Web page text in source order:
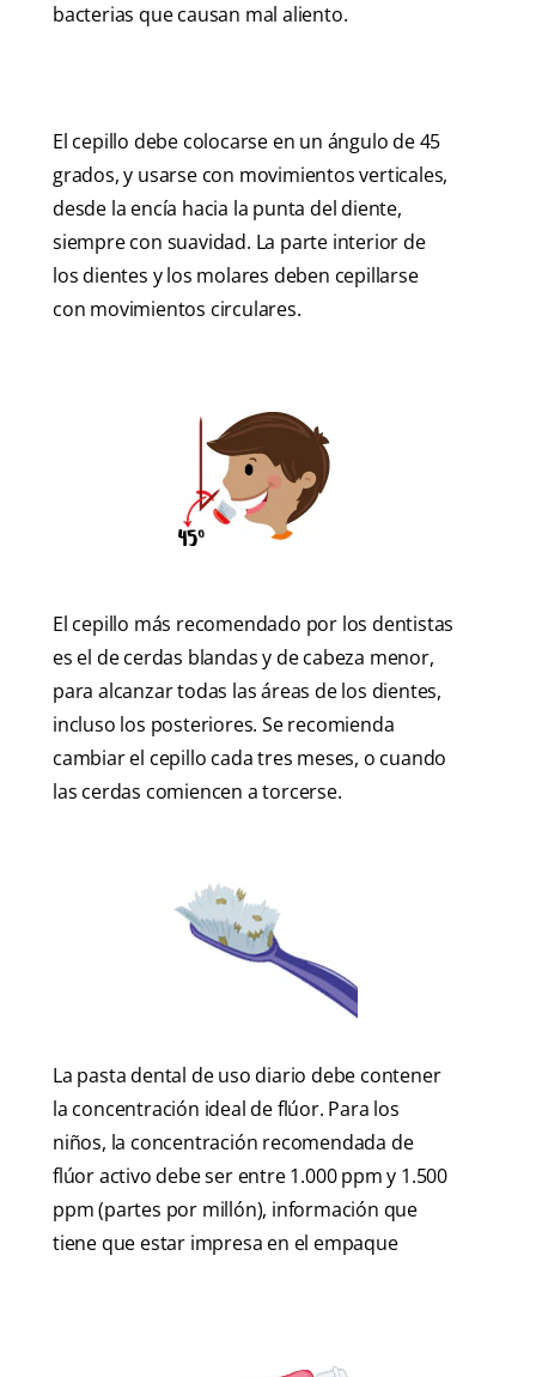
bacterias que causan mal aliento.
El cepillo debe colocarse en un ángulo de 45
grados, y usarse con movimientos verticales,
desde la encía hacia la punta del diente,
siempre con suavidad. La parte interior de
los dientes y los molares deben cepillarse
con movimientos circulares.
El cepillo más recomendado por los dentistas
es el de cerdas blandas y de cabeza menor,
para alcanzar todas las áreas de los dientes,
incluso los posteriores. Se recomienda
cambiar el cepillo cada tres meses, o cuando
las cerdas comiencen a torcerse.
La pasta dental de uso diario debe contener
la concentración ideal de flúor. Para los
niños, la concentración recomendada de
flúor activo debe ser entre 1.000 ppm y 1.500
ppm (partes por millón), información que
tiene que estar impresa en el empaque